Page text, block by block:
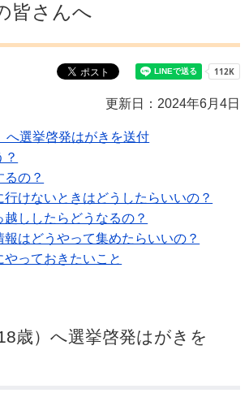
皆さんへ
更新日：2024年6月4日
へ選挙啓発はがきを送付
るの？
けないときはどうしたらいいの？
ししたらどうなるの？
はどうやって集めたらいいの？
っておきたいこと
歳）へ選挙啓発はがきを